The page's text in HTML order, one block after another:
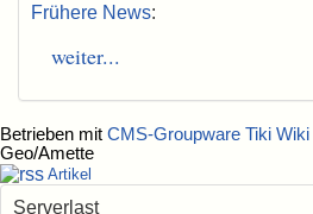
Frühere News:
weiter...
Betrieben mit CMS-Groupware Tiki Wiki
Geo/Amette
Artikel
Serverlast